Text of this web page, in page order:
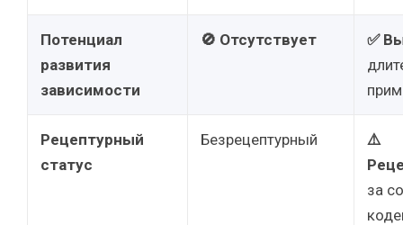
Потенциал
развития
зависимости
🚫 Отсутствует
✅
Рецептурный
статус
Безрецептурный
⚠️
за